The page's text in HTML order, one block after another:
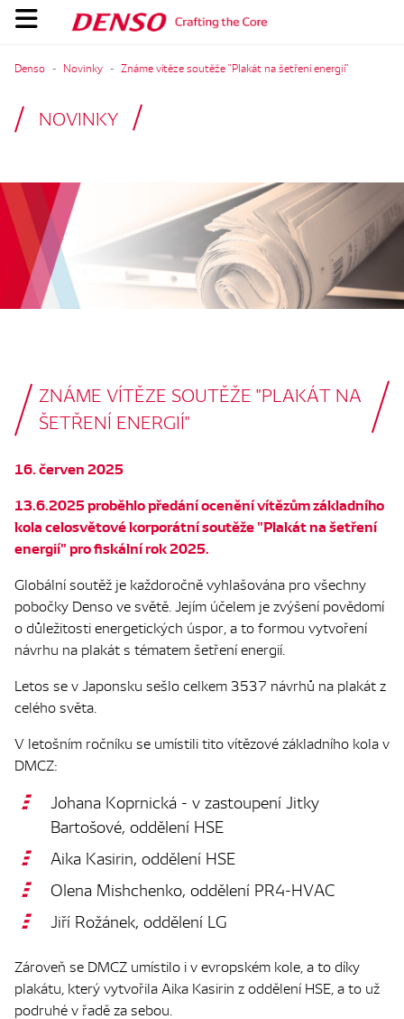
Denso Novinky Známe vítěze soutěže "Plakát na šetření energií"
NOVINKY
ZNÁME VÍTĚZE SOUTĚŽE "PLAKÁT NA
ŠETŘENÍ ENERGIÍ"
16. červen 2025
13.6.2025 proběhlo předání ocenění vítězům základního
kola celosvětové korporátní soutěže "Plakát na šetření
energií" pro fiskální rok 2025.
Globální soutěž je každoročně vyhlašována pro všechny
pobočky Denso ve světě. Jejím účelem je zvýšení povědomí
o důležitosti energetických úspor, a to formou vytvoření
návrhu na plakát s tématem šetření energií.
Letos se v Japonsku sešlo celkem 3537 návrhů na plakát z
celého světa.
V letošním ročníku se umístili tito vítězové základního kola v
DMCZ:
Johana Koprnická - v zastoupení Jitky
Bartošové, oddělení HSE
Aika Kasirin, oddělení HSE
Olena Mishchenko, oddělení PR4-HVAC
Jiří Rožánek, oddělení LG
Zároveň se DMCZ umístilo i v evropském kole, a to díky
plakátu, který vytvořila Aika Kasirin z oddělení HSE, a to už
podruhé v řadě za sebou.